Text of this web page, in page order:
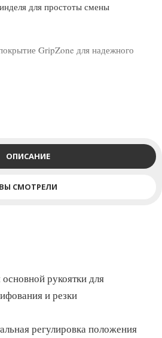
для простоты смены
GripZone для надежного
ОПИСАНИЕ
ВЫ СМОТРЕЛИ
рукоятки для
и резки
регулировка положения